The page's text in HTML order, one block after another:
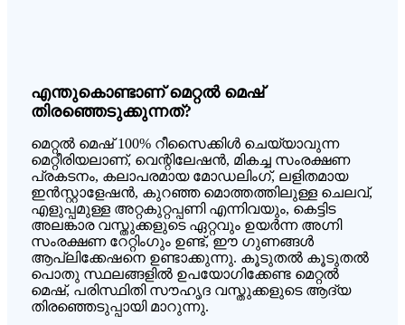
എന്തുകൊണ്ടാണ് മെറ്റൽ മെഷ്
തിരഞ്ഞെടുക്കുന്നത്?
മെറ്റൽ മെഷ് 100% റീസൈക്കിൾ ചെയ്യാവുന്ന
മെറ്റീരിയലാണ്, വെന്റിലേഷൻ, മികച്ച സംരക്ഷണ
പ്രകടനം, കലാപരമായ മോഡലിംഗ്, ലളിതമായ
ഇൻസ്റ്റാളേഷൻ, കുറഞ്ഞ മൊത്തത്തിലുള്ള ചെലവ്,
എളുപ്പമുള്ള അറ്റകുറ്റപ്പണി എന്നിവയും, കെട്ടിട
അലങ്കാര വസ്തുക്കളുടെ ഏറ്റവും ഉയർന്ന അഗ്നി
സംരക്ഷണ റേറ്റിംഗും ഉണ്ട്, ഈ ഗുണങ്ങൾ
ആപ്ലിക്കേഷനെ ഉണ്ടാക്കുന്നു. കൂടുതൽ കൂടുതൽ
പൊതു സ്ഥലങ്ങളിൽ ഉപയോഗിക്കേണ്ട മെറ്റൽ
മെഷ്, പരിസ്ഥിതി സൗഹൃദ വസ്തുക്കളുടെ ആദ്യ
തിരഞ്ഞെടുപ്പായി മാറുന്നു.